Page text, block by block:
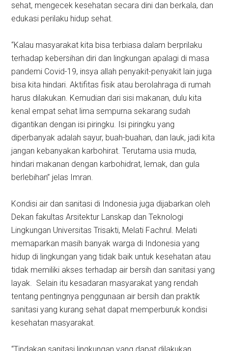
sehat, mengecek kesehatan secara dini dan berkala, dan
edukasi perilaku hidup sehat.
“Kalau masyarakat kita bisa terbiasa dalam berprilaku
terhadap kebersihan diri dan lingkungan apalagi di masa
pandemi Covid-19, insya allah penyakit-penyakit lain juga
bisa kita hindari. Aktifitas fisik atau berolahraga di rumah
harus dilakukan. Kemudian dari sisi makanan, dulu kita
kenal empat sehat lima sempurna sekarang sudah
digantikan dengan isi piringku. Isi piringku yang
diperbanyak adalah sayur, buah-buahan, dan lauk, jadi kita
jangan kebanyakan karbohirat. Terutama usia muda,
hindari makanan dengan karbohidrat, lemak, dan gula
berlebihan” jelas Imran.
Kondisi air dan sanitasi di Indonesia juga dijabarkan oleh
Dekan fakultas Arsitektur Lanskap dan Teknologi
Lingkungan Universitas Trisakti, Melati Fachrul. Melati
memaparkan masih banyak warga di Indonesia yang
hidup di lingkungan yang tidak baik untuk kesehatan atau
tidak memiliki akses terhadap air bersih dan sanitasi yang
layak. Selain itu kesadaran masyarakat yang rendah
tentang pentingnya penggunaan air bersih dan praktik
sanitasi yang kurang sehat dapat memperburuk kondisi
kesehatan masyarakat.